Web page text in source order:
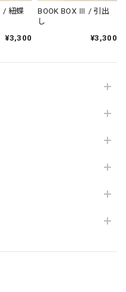
/ 紐蝶
¥3,300
BOOK BOX Ⅲ / 引出
し
¥3,300